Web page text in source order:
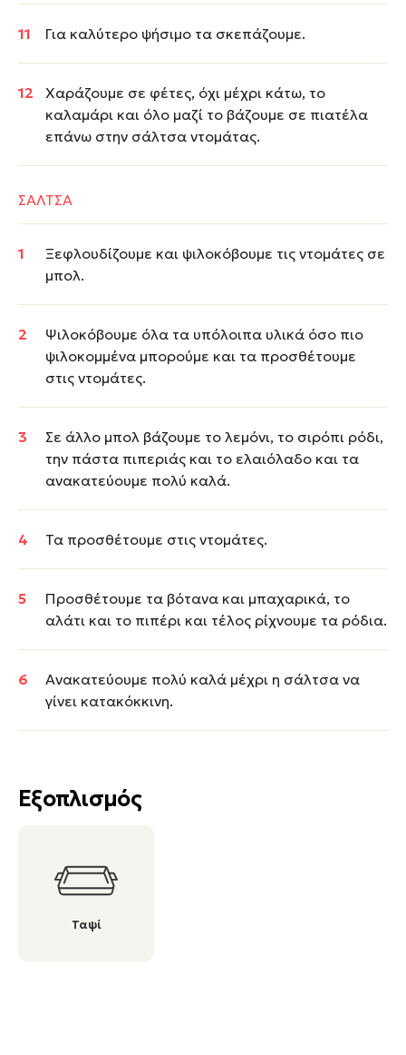
Εξοπλισμός
Ταψί
Για καλύτερο ψήσιμο τα σκεπάζουμε.
Χαράζουμε σε φέτες, όχι μέχρι κάτω, το
καλαμάρι και όλο μαζί το βάζουμε σε πιατέλα
επάνω στην σάλτσα ντομάτας.
ΣΑΛΤΣΑ
Ξεφλουδίζουμε και ψιλοκόβουμε τις ντομάτες σε
μπολ.
Ψιλοκόβουμε όλα τα υπόλοιπα υλικά όσο πιο
ψιλοκομμένα μπορούμε και τα προσθέτουμε
στις ντομάτες.
Σε άλλο μπολ βάζουμε το λεμόνι, το σιρόπι ρόδι,
την πάστα πιπεριάς και το ελαιόλαδο και τα
ανακατεύουμε πολύ καλά.
Τα προσθέτουμε στις ντομάτες.
Προσθέτουμε τα βότανα και μπαχαρικά, το
αλάτι και το πιπέρι και τέλος ρίχνουμε τα ρόδια.
Ανακατεύουμε πολύ καλά μέχρι η σάλτσα να
γίνει κατακόκκινη.